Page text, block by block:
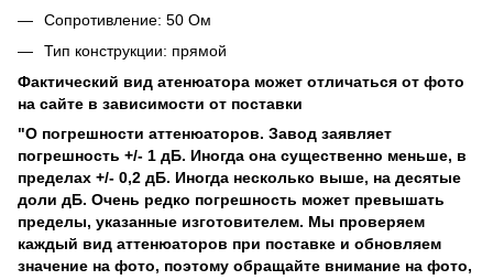
Сопротивление: 50 Ом
Тип конструкции: прямой
Фактический вид атенюатора может отличаться от фото
на сайте в зависимости от поставки
"О погрешности аттенюаторов. Завод заявляет
погрешность +/- 1 дБ. Иногда она существенно меньше, в
пределах +/- 0,2 дБ. Иногда несколько выше, на десятые
доли дБ. Очень редко погрешность может превышать
пределы, указанные изготовителем. Мы проверяем
каждый вид аттенюаторов при поставке и обновляем
значение на фото, поэтому обращайте внимание на фото,